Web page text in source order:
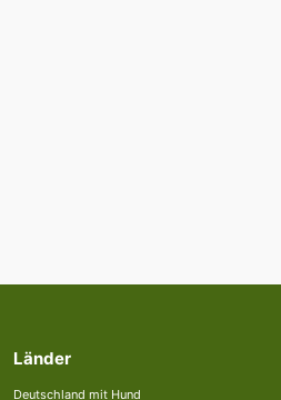
Länder
Deutschland mit Hund